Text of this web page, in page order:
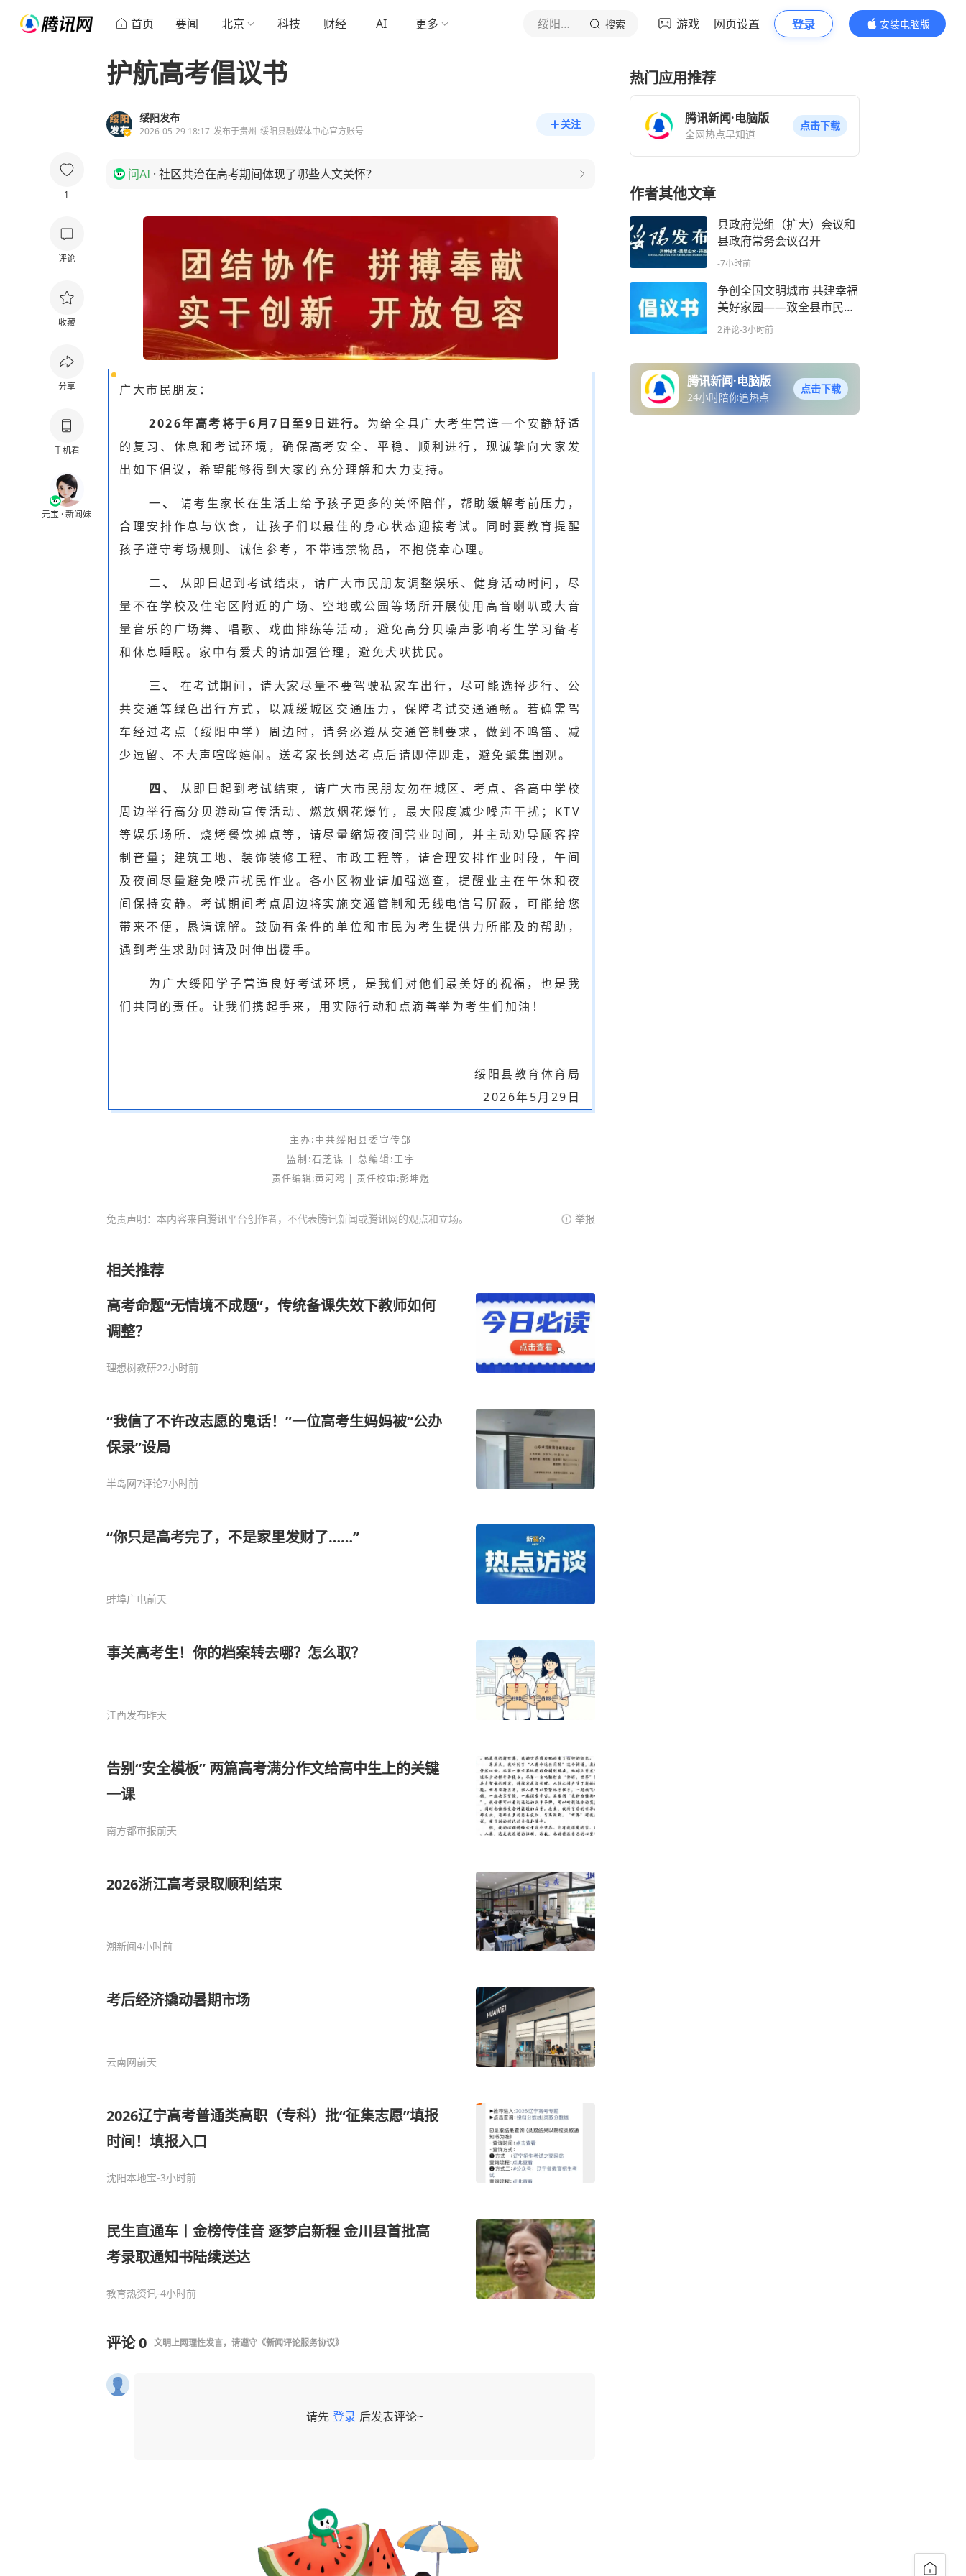
首页 要闻 北京 科技 财经 AI 更多 绥阳发布 搜索 游戏 网页设置 登录
安装电脑版
内容更精彩
1
评论
收藏
分享
手机看
元宝 · 新闻妹
护航高考倡议书
绥阳发布
2026-05-29 18:17 发布于贵州 绥阳县融媒体中心官方账号
关注
问AI · 社区共治在高考期间体现了哪些人文关怀？
广大市民朋友：
2026年高考将于6月7日至9日进行。 为给全县广大考生营造一个安静舒适
的复习、休息和考试环境，确保高考安全、平稳、顺利进行，现诚挚向大家发
出如下倡议，希望能够得到大家的充分理解和大力支持。
一、
请考生家长在生活上给予孩子更多的关怀陪伴，帮助缓解考前压力，
合理安排作息与饮食，让孩子们以最佳的身心状态迎接考试。同时要教育提醒
孩子遵守考场规则、诚信参考，不带违禁物品，不抱侥幸心理。
二、
从即日起到考试结束，请广大市民朋友调整娱乐、健身活动时间，尽
量不在学校及住宅区附近的广场、空地或公园等场所开展使用高音喇叭或大音
量音乐的广场舞、唱歌、戏曲排练等活动，避免高分贝噪声影响考生学习备考
和休息睡眠。家中有爱犬的请加强管理，避免犬吠扰民。
三、
在考试期间，请大家尽量不要驾驶私家车出行，尽可能选择步行、公
共交通等绿色出行方式，以减缓城区交通压力，保障考试交通通畅。若确需驾
车经过考点（绥阳中学）周边时，请务必遵从交通管制要求，做到不鸣笛、减
少逗留、不大声喧哗嬉闹。送考家长到达考点后请即停即走，避免聚集围观。
四、
从即日起到考试结束，请广大市民朋友勿在城区、考点、各高中学校
周边举行高分贝游动宣传活动、燃放烟花爆竹，最大限度减少噪声干扰；KTV
等娱乐场所、烧烤餐饮摊点等，请尽量缩短夜间营业时间，并主动劝导顾客控
制音量；建筑工地、装饰装修工程、市政工程等，请合理安排作业时段，午间
及夜间尽量避免噪声扰民作业。各小区物业请加强巡查，提醒业主在午休和夜
间保持安静。考试期间考点周边将实施交通管制和无线电信号屏蔽，可能给您
带来不便，恳请谅解。鼓励有条件的单位和市民为考生提供力所能及的帮助，
遇到考生求助时请及时伸出援手。
为广大绥阳学子营造良好考试环境，是我们对他们最美好的祝福，也是我
们共同的责任。让我们携起手来，用实际行动和点滴善举为考生们加油！
绥阳县教育体育局
2026年5月29日
主办:中共绥阳县委宣传部
监制:石芝谋 | 总编辑:王宇
责任编辑:黄河鸥 | 责任校审:彭坤煜
免责声明：本内容来自腾讯平台创作者，不代表腾讯新闻或腾讯网的观点和立场。 举报
相关推荐
高考命题“无情境不成题”，传统备课失效下教师如何
调整？
理想树教研22小时前
“我信了不许改志愿的鬼话！”一位高考生妈妈被“公办
保录”设局
半岛网7评论7小时前
“你只是高考完了，不是家里发财了……”
蚌埠广电前天
事关高考生！你的档案转去哪？怎么取？
江西发布昨天
告别“安全模板” 两篇高考满分作文给高中生上的关键
一课
南方都市报前天
2026浙江高考录取顺利结束
潮新闻4小时前
考后经济撬动暑期市场
云南网前天
2026辽宁高考普通类高职（专科）批“征集志愿”填报
时间！填报入口
沈阳本地宝-3小时前
民生直通车丨金榜传佳音 逐梦启新程 金川县首批高
考录取通知书陆续送达
教育热资讯-4小时前
评论0 文明上网理性发言，请遵守 《新闻评论服务协议》
请先 登录 后发表评论~
热门应用推荐
腾讯新闻·电脑版
全网热点早知道
点击下载
作者其他文章
县政府党组（扩大）会议和
县政府常务会议召开
-7小时前
争创全国文明城市 共建幸福
美好家园——致全县市民的
倡议书
2评论-3小时前
腾讯新闻·电脑版
24小时陪你追热点
点击下载